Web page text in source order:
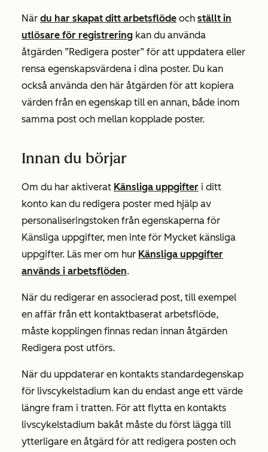
När du har skapat ditt arbetsflöde och ställt in
utlösare för registrering kan du använda
åtgärden ”Redigera poster” för att uppdatera eller
rensa egenskapsvärdena i dina poster. Du kan
också använda den här åtgärden för att kopiera
värden från en egenskap till en annan, både inom
samma post och mellan kopplade poster.
Innan du börjar
Om du har aktiverat Känsliga uppgifter i ditt
konto kan du redigera poster med hjälp av
personaliseringstoken från egenskaperna för
Känsliga uppgifter, men inte för Mycket känsliga
uppgifter. Läs mer om hur Känsliga uppgifter
används i arbetsflöden.
När du redigerar en associerad post, till exempel
en affär från ett kontaktbaserat arbetsflöde,
måste kopplingen finnas redan innan åtgärden
Redigera post utförs.
När du uppdaterar en kontakts standardegenskap
för livscykelstadium kan du endast ange ett värde
längre fram i tratten. För att flytta en kontakts
livscykelstadium bakåt måste du först lägga till
ytterligare en åtgärd för att redigera posten och